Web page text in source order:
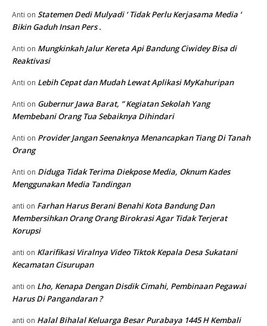
Anti on Statemen Dedi Mulyadi ‘ Tidak Perlu Kerjasama Media ‘
Bikin Gaduh Insan Pers .
Anti on Mungkinkah Jalur Kereta Api Bandung Ciwidey Bisa di
Reaktivasi
Anti on Lebih Cepat dan Mudah Lewat Aplikasi MyKahuripan
Anti on Gubernur Jawa Barat, ” Kegiatan Sekolah Yang
Membebani Orang Tua Sebaiknya Dihindari
Anti on Provider Jangan Seenaknya Menancapkan Tiang Di Tanah
Orang
Anti on Diduga Tidak Terima Diekpose Media, Oknum Kades
Menggunakan Media Tandingan
anti on Farhan Harus Berani Benahi Kota Bandung Dan
Membersihkan Orang Orang Birokrasi Agar Tidak Terjerat
Korupsi
anti on Klarifikasi Viralnya Video Tiktok Kepala Desa Sukatani
Kecamatan Cisurupan
anti on Lho, Kenapa Dengan Disdik Cimahi, Pembinaan Pegawai
Harus Di Pangandaran ?
anti on Halal Bihalal Keluarga Besar Purabaya 1445 H Kembali